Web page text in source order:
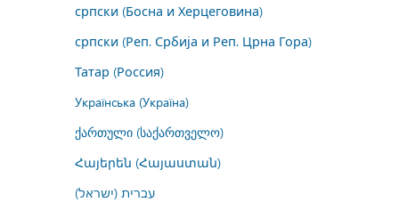
српски (Босна и Херцеговина)
српски (Реп. Србија и Реп. Црна Гора)
Татар (Россия)
Українська (Україна)
ქართული (საქართველო)
Հայերեն (Հայաստան)
עברית (ישראל)